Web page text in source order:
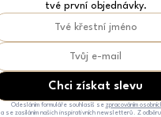
tvé první objednávky.
Chci získat slevu
Odesláním formuláře souhlasíš se zpracováním
a se zasíláním našich inspirativních newsletterů. Z